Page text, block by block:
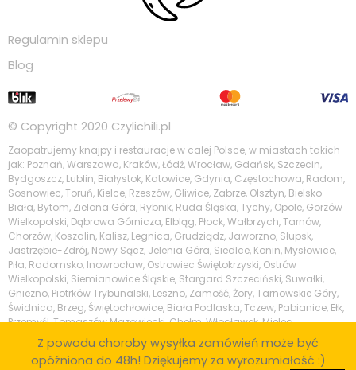
Regulamin sklepu
Blog
© Copyright 2020 Czylichili.pl
Zaopatrujemy knajpy i restauracje w całej Polsce, w miastach takich
jak: Poznań, Warszawa, Kraków, Łódź, Wrocław, Gdańsk, Szczecin,
Bydgoszcz, Lublin, Białystok, Katowice, Gdynia, Częstochowa, Radom,
Sosnowiec, Toruń, Kielce, Rzeszów, Gliwice, Zabrze, Olsztyn, Bielsko-
Biała, Bytom, Zielona Góra, Rybnik, Ruda Śląska, Tychy, Opole, Gorzów
Wielkopolski, Dąbrowa Górnicza, Elbląg, Płock, Wałbrzych, Tarnów,
Chorzów, Koszalin, Kalisz, Legnica, Grudziądz, Jaworzno, Słupsk,
Jastrzębie-Zdrój, Nowy Sącz, Jelenia Góra, Siedlce, Konin, Mysłowice,
Piła, Radomsko, Inowrocław, Ostrowiec Świętokrzyski, Ostrów
Wielkopolski, Siemianowice Śląskie, Stargard Szczeciński, Suwałki,
Gniezno, Piotrków Trybunalski, Leszno, Zamość, Żory, Tarnowskie Góry,
Świdnica, Brzeg, Świętochłowice, Biała Podlaska, Tczew, Pabianice, Ełk,
Przemyśl, Tomaszów Mazowiecki, Chełm, Włocławek, Mielec,
Tarnobrzeg, Krosno, Kędzierzyn-Koźle, Piaseczno, Zgierz, Wodzisław
Śląski, Stalowa Wola, Skierniewice, Legionowo, Nowy Targ, Puławy,
Otwock, Ostrów Mazowiecka, Ozorków, Sopot, Wejherowo, Bolesławiec,
Z powodu choroby wysyłka zamówień może być
opóźniona do 48h! Dziękujemy za wyrozumiałość :)